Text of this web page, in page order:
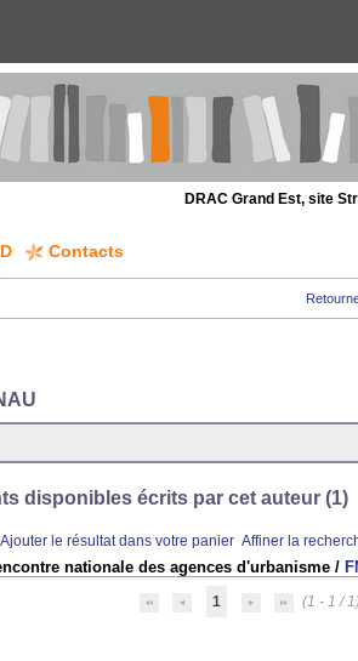
DRAC Grand Est, site
Contacts
disponibles écrits par cet auteur (1)
Ajouter le résultat dans votre panier Affiner la
nationale des agences d'urbanisme /
1 (1 - 1 /